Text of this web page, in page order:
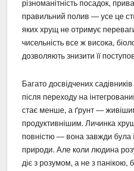
різноманітність посадок,
правильний полив — усе це
яких хрущ не отримує
чисельність все ж висока,
дозволяють знизити її
Багато досвідчених
після переходу на
стає менше, а ґрунт —
продуктивнішим. Личинка
повністю — вона завжди була
природи. Але коли людина
діє з розумом, а не з панікою,